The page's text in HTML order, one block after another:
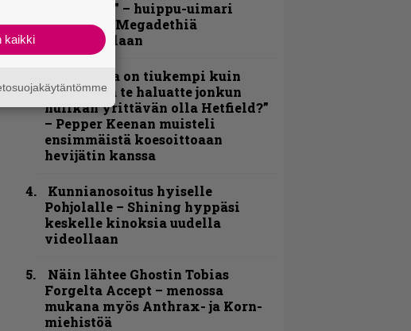
plektralta” – huippu-uimari
jamittelee Megadethiä
palkinnollaan
”Metallica on tiukempi kuin
koskaan ja te haluatte jonkun
nulikan yrittävän olla Hetfield?”
– Pepper Keenan muisteli
ensimmäistä koesoittoaan
hevijätin kanssa
Kunnianosoitus hyiselle
Pohjolalle – Shining hyppäsi
keskelle kinoksia uudella
videollaan
Näin lähtee Ghostin Tobias
Forgelta Accept – menossa
mukana myös Anthrax- ja Korn-
miehistöä
kaikki